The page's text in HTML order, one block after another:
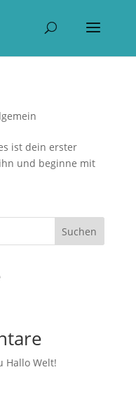
ist dein erster
und beginne mit
Suchen
Hallo Welt!